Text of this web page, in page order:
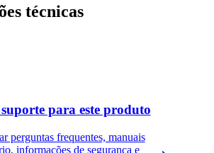
técnicas
para este produto
perguntas frequentes, manuais
informações de segurança e